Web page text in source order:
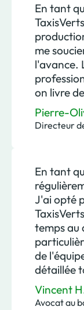
En tant
me
l'avance.
on livre
Pierre-
Directeur
En tant
J'ai opté
temps au
de
détaillée
Vincent
Avocat au